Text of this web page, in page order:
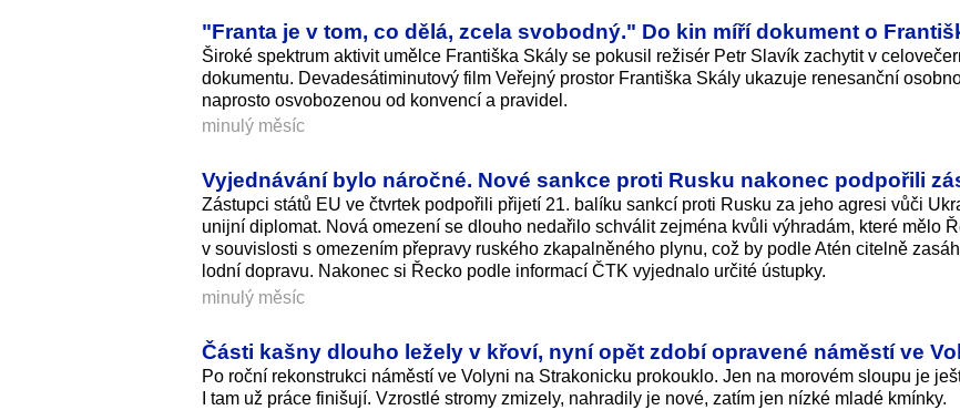
"Franta je v tom, co dělá, zcela svobodný." Do kin míří dokument o
Široké spektrum aktivit umělce Františka Skály se pokusil režisér Petr Slavík zachytit v
dokumentu. Devadesátiminutový film Veřejný prostor Františka Skály ukazuje renesanční
naprosto osvobozenou od konvencí a pravidel.
minulý měsíc
Vyjednávání bylo náročné. Nové sankce proti Rusku nakonec podpořili
Zástupci států EU ve čtvrtek podpořili přijetí 21. balíku sankcí proti Rusku za jeho agresi vůči
unijní diplomat. Nová omezení se dlouho nedařilo schválit zejména kvůli výhradám, které mělo
v souvislosti s omezením přepravy ruského zkapalněného plynu, což by podle Atén citelně
lodní dopravu. Nakonec si Řecko podle informací ČTK vyjednalo určité ústupky.
minulý měsíc
Části kašny dlouho ležely v křoví, nyní opět zdobí opravené náměstí ve
Po roční rekonstrukci náměstí ve Volyni na Strakonicku prokouklo. Jen na morovém sloupu je
I tam už práce finišují. Vzrostlé stromy zmizely, nahradily je nové, zatím jen nízké mladé kmínky.